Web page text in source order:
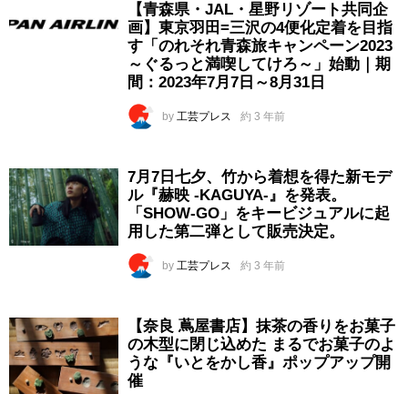
【青森県・JAL・星野リゾート共同企
画】東京羽田=三沢の4便化定着を目指
す「のれそれ青森旅キャンペーン2023
～ぐるっと満喫してけろ～」始動｜期
間：2023年7月7日～8月31日
by 工芸プレス 約 3 年前
7月7日七夕、竹から着想を得た新モデ
ル『赫映 -KAGUYA-』を発表。
「SHOW-GO」をキービジュアルに起
用した第二弾として販売決定。
by 工芸プレス 約 3 年前
【奈良 蔦屋書店】抹茶の香りをお菓子
の木型に閉じ込めた まるでお菓子のよ
うな『いとをかし香』ポップアップ開
催